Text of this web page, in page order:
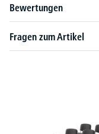
Bewertungen
Fragen zum Artikel